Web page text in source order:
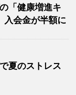
「健康増進キ
入会金が半額に
夏のストレス